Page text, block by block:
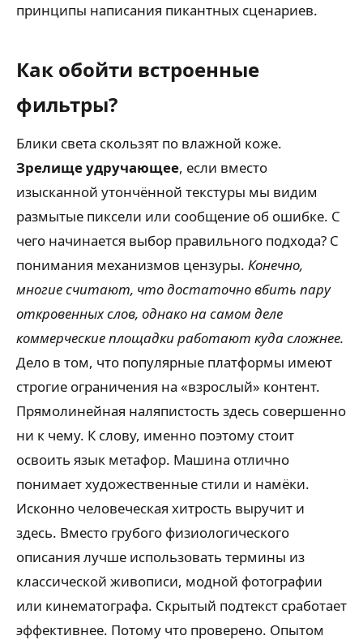
принципы написания пикантных сценариев.
Как обойти встроенные
фильтры?
Блики света скользят по влажной коже.
Зрелище удручающее, если вместо
изысканной утончённой текстуры мы видим
размытые пиксели или сообщение об ошибке. С
чего начинается выбор правильного подхода? С
понимания механизмов цензуры. Конечно,
многие считают, что достаточно вбить пару
откровенных слов, однако на самом деле
коммерческие площадки работают куда сложнее.
Дело в том, что популярные платформы имеют
строгие ограничения на «взрослый» контент.
Прямолинейная наляпистость здесь совершенно
ни к чему. К слову, именно поэтому стоит
освоить язык метафор. Машина отлично
понимает художественные стили и намёки.
Исконно человеческая хитрость выручит и
здесь. Вместо грубого физиологического
описания лучше использовать термины из
классической живописи, модной фотографии
или кинематографа. Скрытый подтекст сработает
эффективнее. Потому что проверено. Опытом